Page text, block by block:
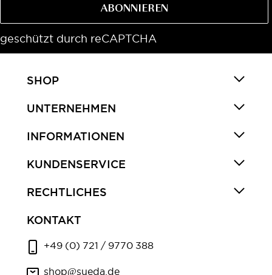
ABONNIEREN
geschützt durch reCAPTCHA
SHOP
UNTERNEHMEN
INFORMATIONEN
KUNDENSERVICE
RECHTLICHES
KONTAKT
+49 (0) 721 / 9770 388
shop@sueda.de